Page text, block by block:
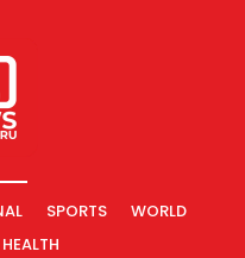
SPORTS
WORLD
HEALTH